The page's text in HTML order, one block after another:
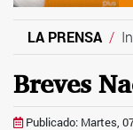
LA PRENSA
Breves
Publicado: Martes,